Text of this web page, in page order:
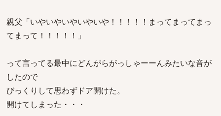
親父「いやいやいやいやいや！！！！！まってまってまっ
てまって！！！！！」
って言ってる最中にどんがらがっしゃーーんみたいな音が
したので
びっくりして思わずドア開けた。
開けてしまった・・・